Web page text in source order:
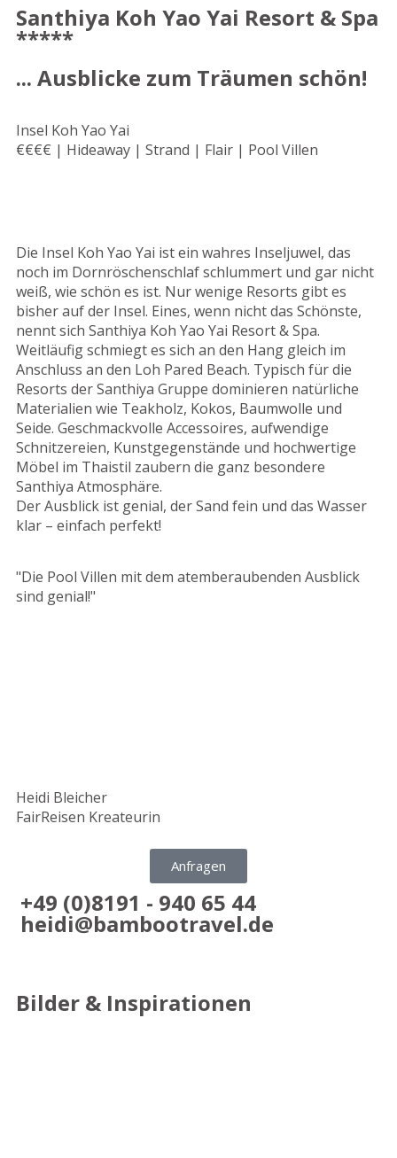
Santhiya Koh Yao Yai Resort & Spa
*****
... Ausblicke zum Träumen schön!
Insel Koh Yao Yai
€€€€ | Hideaway | Strand | Flair | Pool Villen
Die Insel Koh Yao Yai ist ein wahres Inseljuwel, das
noch im Dornröschenschlaf schlummert und gar nicht
weiß, wie schön es ist. Nur wenige Resorts gibt es
bisher auf der Insel. Eines, wenn nicht das Schönste,
nennt sich Santhiya Koh Yao Yai Resort & Spa.
Weitläufig schmiegt es sich an den Hang gleich im
Anschluss an den Loh Pared Beach. Typisch für die
Resorts der Santhiya Gruppe dominieren natürliche
Materialien wie Teakholz, Kokos, Baumwolle und
Seide. Geschmackvolle Accessoires, aufwendige
Schnitzereien, Kunstgegenstände und hochwertige
Möbel im Thaistil zaubern die ganz besondere
Santhiya Atmosphäre.
Der Ausblick ist genial, der Sand fein und das Wasser
klar – einfach perfekt!
"Die Pool Villen mit dem atemberaubenden Ausblick
sind genial!"
Heidi Bleicher
FairReisen Kreateurin
Anfragen
+49 (0)8191 - 940 65 44
heidi@bambootravel.de
Bilder & Inspirationen